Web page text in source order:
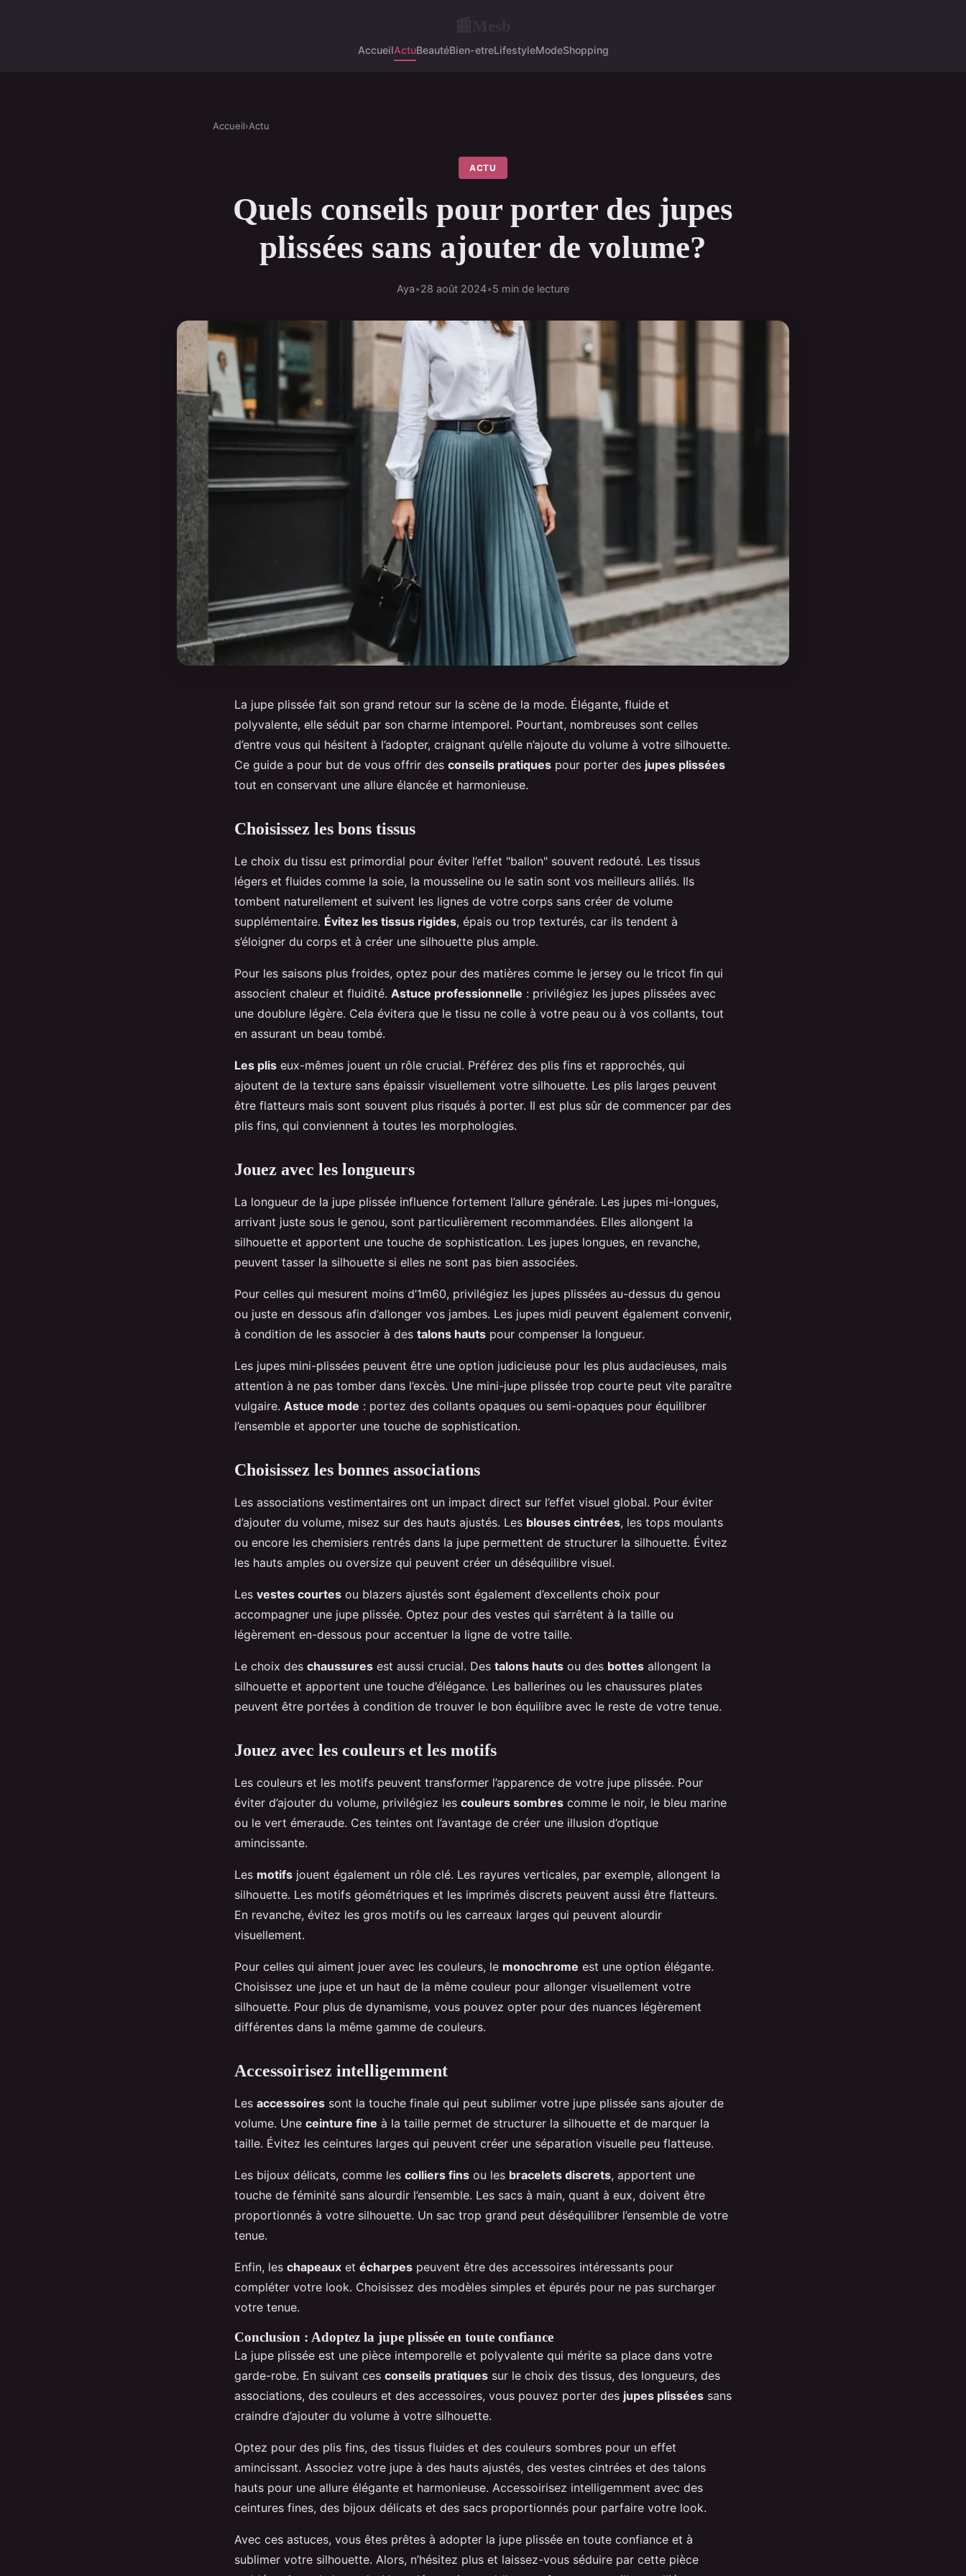
AccueilActuBeautéBien-etreLifestyleModeShopping
Accueil›Actu
ACTU
Quels conseils pour porter des jupes
plissées sans ajouter de volume?
Aya•28 août 2024•5 min de lecture
La jupe plissée fait son grand retour sur la scène de la mode. Élégante, fluide et
polyvalente, elle séduit par son charme intemporel. Pourtant, nombreuses sont celles
d’entre vous qui hésitent à l’adopter, craignant qu’elle n’ajoute du volume à votre silhouette.
Ce guide a pour but de vous offrir des conseils pratiques pour porter des jupes plissées
tout en conservant une allure élancée et harmonieuse.
Choisissez les bons tissus
Le choix du tissu est primordial pour éviter l’effet "ballon" souvent redouté. Les tissus
légers et fluides comme la soie, la mousseline ou le satin sont vos meilleurs alliés. Ils
tombent naturellement et suivent les lignes de votre corps sans créer de volume
supplémentaire. Évitez les tissus rigides, épais ou trop texturés, car ils tendent à
s’éloigner du corps et à créer une silhouette plus ample.
Pour les saisons plus froides, optez pour des matières comme le jersey ou le tricot fin qui
associent chaleur et fluidité. Astuce professionnelle : privilégiez les jupes plissées avec
une doublure légère. Cela évitera que le tissu ne colle à votre peau ou à vos collants, tout
en assurant un beau tombé.
Les plis eux-mêmes jouent un rôle crucial. Préférez des plis fins et rapprochés, qui
ajoutent de la texture sans épaissir visuellement votre silhouette. Les plis larges peuvent
être flatteurs mais sont souvent plus risqués à porter. Il est plus sûr de commencer par des
plis fins, qui conviennent à toutes les morphologies.
Jouez avec les longueurs
La longueur de la jupe plissée influence fortement l’allure générale. Les jupes mi-longues,
arrivant juste sous le genou, sont particulièrement recommandées. Elles allongent la
silhouette et apportent une touche de sophistication. Les jupes longues, en revanche,
peuvent tasser la silhouette si elles ne sont pas bien associées.
Pour celles qui mesurent moins d’1m60, privilégiez les jupes plissées au-dessus du genou
ou juste en dessous afin d’allonger vos jambes. Les jupes midi peuvent également convenir,
à condition de les associer à des talons hauts pour compenser la longueur.
Les jupes mini-plissées peuvent être une option judicieuse pour les plus audacieuses, mais
attention à ne pas tomber dans l’excès. Une mini-jupe plissée trop courte peut vite paraître
vulgaire. Astuce mode : portez des collants opaques ou semi-opaques pour équilibrer
l’ensemble et apporter une touche de sophistication.
Choisissez les bonnes associations
Les associations vestimentaires ont un impact direct sur l’effet visuel global. Pour éviter
d’ajouter du volume, misez sur des hauts ajustés. Les blouses cintrées, les tops moulants
ou encore les chemisiers rentrés dans la jupe permettent de structurer la silhouette. Évitez
les hauts amples ou oversize qui peuvent créer un déséquilibre visuel.
Les vestes courtes ou blazers ajustés sont également d’excellents choix pour
accompagner une jupe plissée. Optez pour des vestes qui s’arrêtent à la taille ou
légèrement en-dessous pour accentuer la ligne de votre taille.
Le choix des chaussures est aussi crucial. Des talons hauts ou des bottes allongent la
silhouette et apportent une touche d’élégance. Les ballerines ou les chaussures plates
peuvent être portées à condition de trouver le bon équilibre avec le reste de votre tenue.
Jouez avec les couleurs et les motifs
Les couleurs et les motifs peuvent transformer l’apparence de votre jupe plissée. Pour
éviter d’ajouter du volume, privilégiez les couleurs sombres comme le noir, le bleu marine
ou le vert émeraude. Ces teintes ont l’avantage de créer une illusion d’optique
amincissante.
Les motifs jouent également un rôle clé. Les rayures verticales, par exemple, allongent la
silhouette. Les motifs géométriques et les imprimés discrets peuvent aussi être flatteurs.
En revanche, évitez les gros motifs ou les carreaux larges qui peuvent alourdir
visuellement.
Pour celles qui aiment jouer avec les couleurs, le monochrome est une option élégante.
Choisissez une jupe et un haut de la même couleur pour allonger visuellement votre
silhouette. Pour plus de dynamisme, vous pouvez opter pour des nuances légèrement
différentes dans la même gamme de couleurs.
Accessoirisez intelligemment
Les accessoires sont la touche finale qui peut sublimer votre jupe plissée sans ajouter de
volume. Une ceinture fine à la taille permet de structurer la silhouette et de marquer la
taille. Évitez les ceintures larges qui peuvent créer une séparation visuelle peu flatteuse.
Les bijoux délicats, comme les colliers fins ou les bracelets discrets, apportent une
touche de féminité sans alourdir l’ensemble. Les sacs à main, quant à eux, doivent être
proportionnés à votre silhouette. Un sac trop grand peut déséquilibrer l’ensemble de votre
tenue.
Enfin, les chapeaux et écharpes peuvent être des accessoires intéressants pour
compléter votre look. Choisissez des modèles simples et épurés pour ne pas surcharger
votre tenue.
Conclusion : Adoptez la jupe plissée en toute confiance
La jupe plissée est une pièce intemporelle et polyvalente qui mérite sa place dans votre
garde-robe. En suivant ces conseils pratiques sur le choix des tissus, des longueurs, des
associations, des couleurs et des accessoires, vous pouvez porter des jupes plissées sans
craindre d’ajouter du volume à votre silhouette.
Optez pour des plis fins, des tissus fluides et des couleurs sombres pour un effet
amincissant. Associez votre jupe à des hauts ajustés, des vestes cintrées et des talons
hauts pour une allure élégante et harmonieuse. Accessoirisez intelligemment avec des
ceintures fines, des bijoux délicats et des sacs proportionnés pour parfaire votre look.
Avec ces astuces, vous êtes prêtes à adopter la jupe plissée en toute confiance et à
sublimer votre silhouette. Alors, n’hésitez plus et laissez-vous séduire par cette pièce